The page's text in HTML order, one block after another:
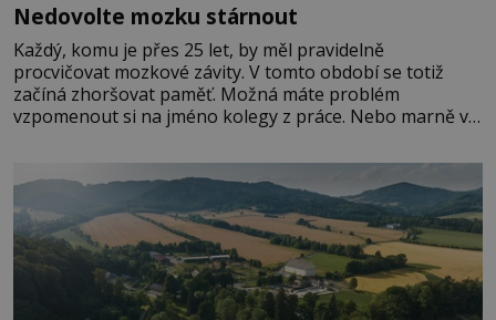
Nedovolte mozku stárnout
Každý, komu je přes 25 let, by měl pravidelně
procvičovat mozkové závity. V tomto období se totiž
začíná zhoršovat paměť. Možná máte problém
vzpomenout si na jméno kolegy z práce. Nebo marně v
Je to opravdu tak, s věkem jako kdyby se paměť
rozhodla stávkovat. Cvičte